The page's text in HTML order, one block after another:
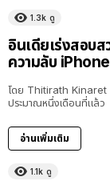
1.3k ดู
อินเดียเร่งสอบ
ความลับ
โดย Thitirath Kinaret
ประมาณหนึ่งเดือนที่แล้ว
อ่านเพิ่มเติม
1.1k ดู